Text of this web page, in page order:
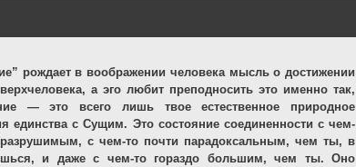
рождает в воображении человека мысль о достижении
а эго любит преподносить это именно так,
— это всего лишь твое естественное природное
единства с Сущим. Это состояние соединенности с чем-
с чем-то почти парадоксальным, чем ты, в
и даже с чем-то гораздо большим, чем ты. Оно